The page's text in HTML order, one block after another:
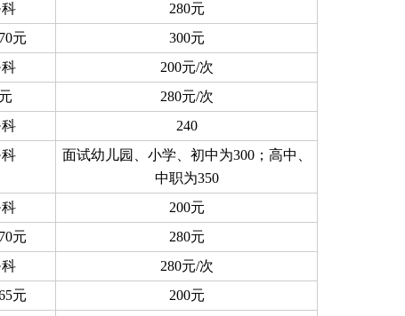
科
280元
元
300元
科
200元/次
280元/次
科
240
科
面试幼儿园、小学、初中为300；高中、
中职为350
科
200元
元
280元
科
280元/次
元
200元